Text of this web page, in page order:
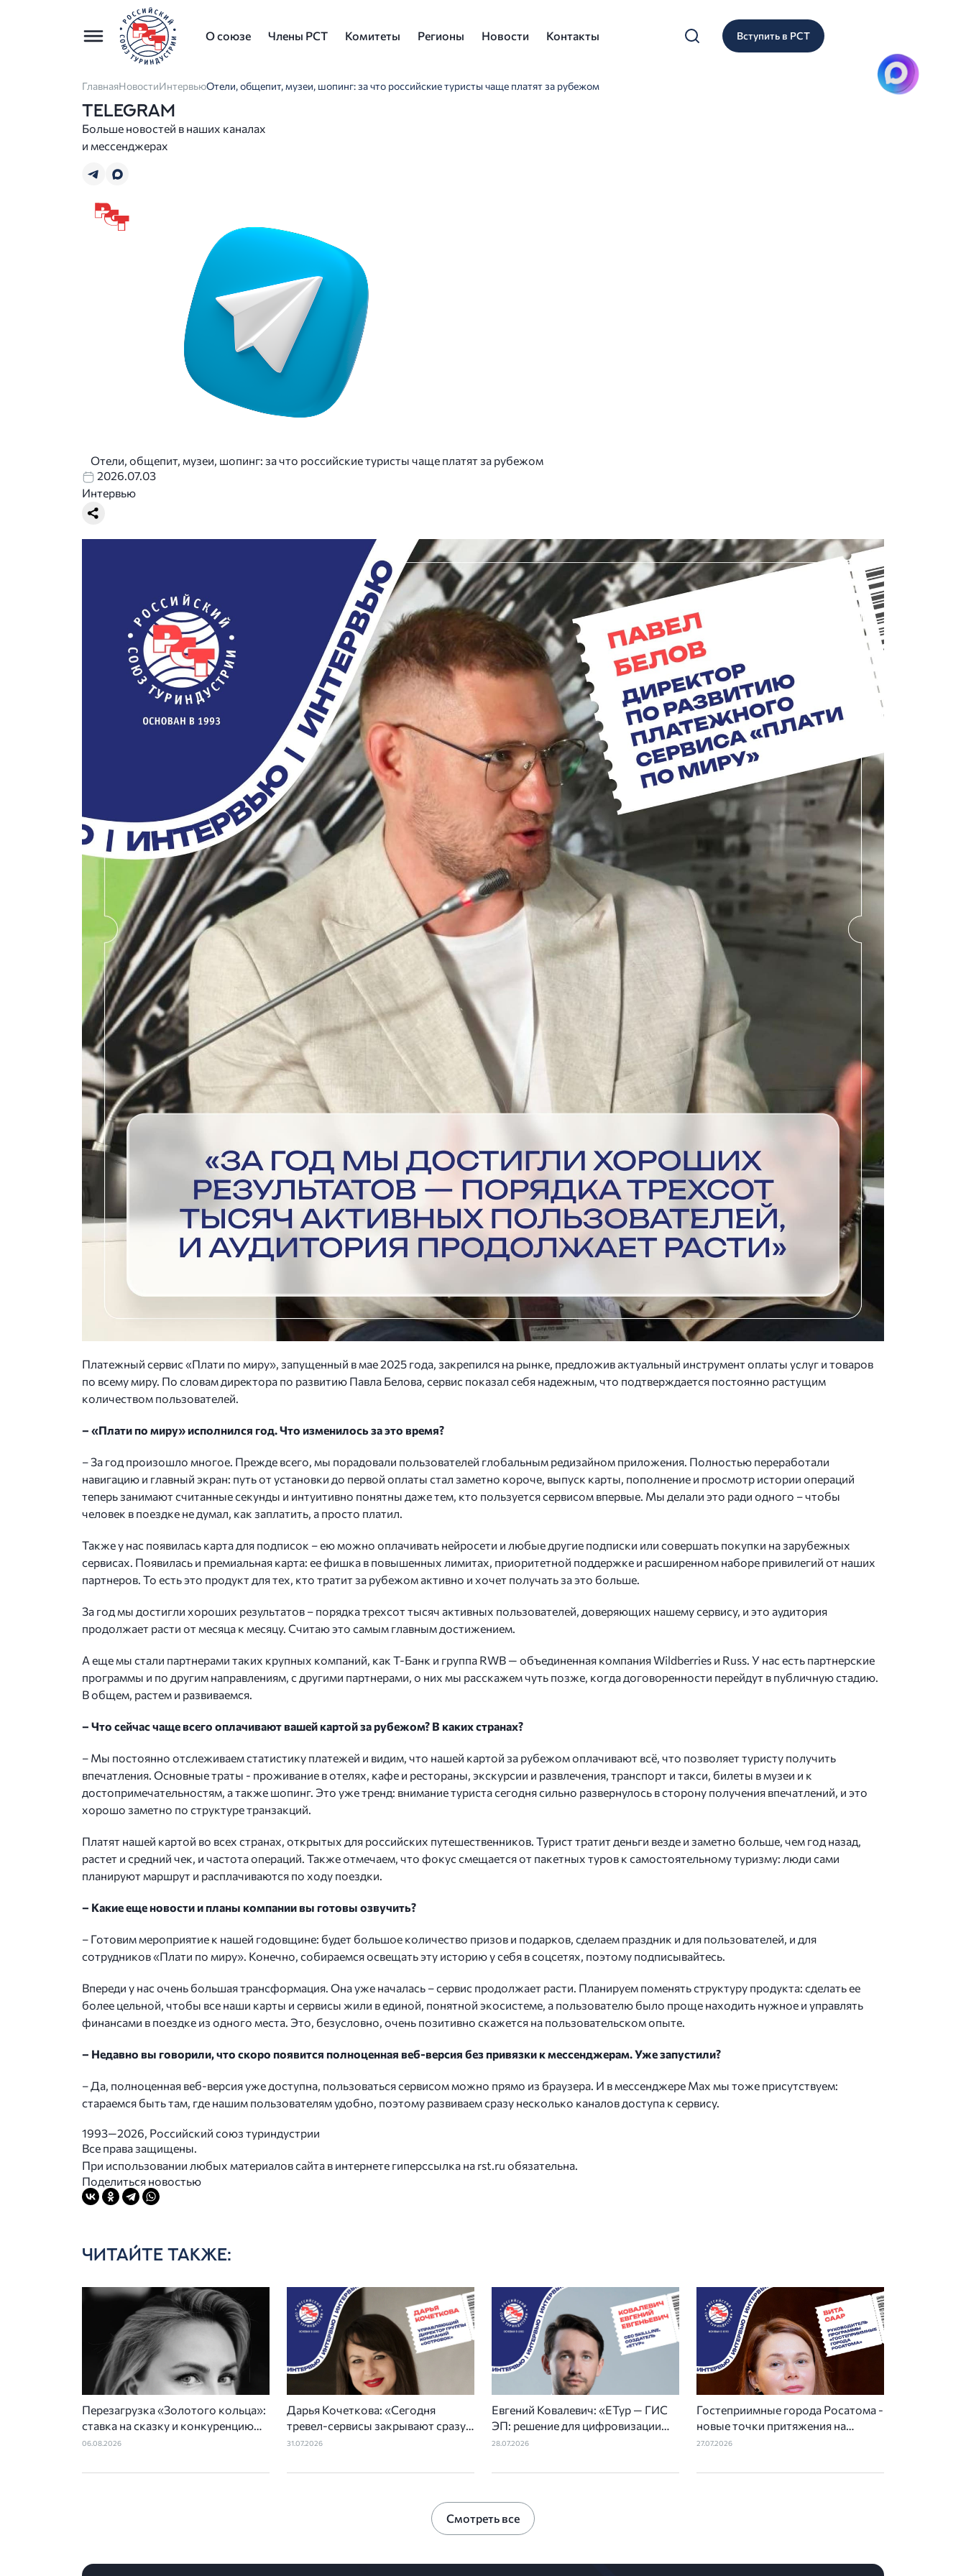
О союзе Члены РСТ Комитеты Регионы Новости Контакты Вступить в РСТ
ГлавнаяНовостиИнтервьюОтели, общепит, музеи, шопинг: за что российские туристы чаще платят за рубежом
TELEGRAM
Больше новостей в наших каналах
и мессенджерах
Отели, общепит, музеи, шопинг: за что российские туристы чаще платят за рубежом
2026.07.03
Интервью
Платежный сервис «Плати по миру», запущенный в мае 2025 года, закрепился на рынке, предложив актуальный инструмент оплаты услуг и товаров
по всему миру. По словам директора по развитию Павла Белова, сервис показал себя надежным, что подтверждается постоянно растущим
количеством пользователей.
– «Плати по миру» исполнился год. Что изменилось за это время?
– За год произошло многое. Прежде всего, мы порадовали пользователей глобальным редизайном приложения. Полностью переработали
навигацию и главный экран: путь от установки до первой оплаты стал заметно короче, выпуск карты, пополнение и просмотр истории операций
теперь занимают считанные секунды и интуитивно понятны даже тем, кто пользуется сервисом впервые. Мы делали это ради одного – чтобы
человек в поездке не думал, как заплатить, а просто платил.
Также у нас появилась карта для подписок – ею можно оплачивать нейросети и любые другие подписки или совершать покупки на зарубежных
сервисах. Появилась и премиальная карта: ее фишка в повышенных лимитах, приоритетной поддержке и расширенном наборе привилегий от наших
партнеров. То есть это продукт для тех, кто тратит за рубежом активно и хочет получать за это больше.
За год мы достигли хороших результатов – порядка трехсот тысяч активных пользователей, доверяющих нашему сервису, и это аудитория
продолжает расти от месяца к месяцу. Считаю это самым главным достижением.
А еще мы стали партнерами таких крупных компаний, как Т-Банк и группа RWB — объединенная компания Wildberries и Russ. У нас есть партнерские
программы и по другим направлениям, с другими партнерами, о них мы расскажем чуть позже, когда договоренности перейдут в публичную стадию.
В общем, растем и развиваемся.
– Что сейчас чаще всего оплачивают вашей картой за рубежом? В каких странах?
– Мы постоянно отслеживаем статистику платежей и видим, что нашей картой за рубежом оплачивают всё, что позволяет туристу получить
впечатления. Основные траты - проживание в отелях, кафе и рестораны, экскурсии и развлечения, транспорт и такси, билеты в музеи и к
достопримечательностям, а также шопинг. Это уже тренд: внимание туриста сегодня сильно развернулось в сторону получения впечатлений, и это
хорошо заметно по структуре транзакций.
Платят нашей картой во всех странах, открытых для российских путешественников. Турист тратит деньги везде и заметно больше, чем год назад,
растет и средний чек, и частота операций. Также отмечаем, что фокус смещается от пакетных туров к самостоятельному туризму: люди сами
планируют маршрут и расплачиваются по ходу поездки.
– Какие еще новости и планы компании вы готовы озвучить?
– Готовим мероприятие к нашей годовщине: будет большое количество призов и подарков, сделаем праздник и для пользователей, и для
сотрудников «Плати по миру». Конечно, собираемся освещать эту историю у себя в соцсетях, поэтому подписывайтесь.
Впереди у нас очень большая трансформация. Она уже началась – сервис продолжает расти. Планируем поменять структуру продукта: сделать ее
более цельной, чтобы все наши карты и сервисы жили в единой, понятной экосистеме, а пользователю было проще находить нужное и управлять
финансами в поездке из одного места. Это, безусловно, очень позитивно скажется на пользовательском опыте.
– Недавно вы говорили, что скоро появится полноценная веб-версия без привязки к мессенджерам. Уже запустили?
– Да, полноценная веб-версия уже доступна, пользоваться сервисом можно прямо из браузера. И в мессенджере Max мы тоже присутствуем:
стараемся быть там, где нашим пользователям удобно, поэтому развиваем сразу несколько каналов доступа к сервису.
1993—2026, Российский союз туриндустрии
Все права защищены.
При использовании любых материалов сайта в интернете гиперссылка на rst.ru обязательна.
Поделиться новостью
ЧИТАЙТЕ ТАКЖЕ:
Перезагрузка «Золотого кольца»:
ставка на сказку и конкуренцию
регионов
06.08.2026
Дарья Кочеткова: «Сегодня
тревел-сервисы закрывают сразу
несколько задач отельеров»
31.07.2026
Евгений Ковалевич: «ЕТур — ГИС
ЭП: решение для цифровизации
туристической отрасли»
28.07.2026
Гостеприимные города Росатома -
новые точки притяжения на
туристической карте России
27.07.2026
Смотреть все